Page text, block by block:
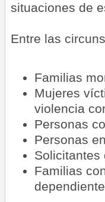
situaciones de
Entre las
Familias
Mujeres
violencia
Personas
Personas
Solicitantes
Familias